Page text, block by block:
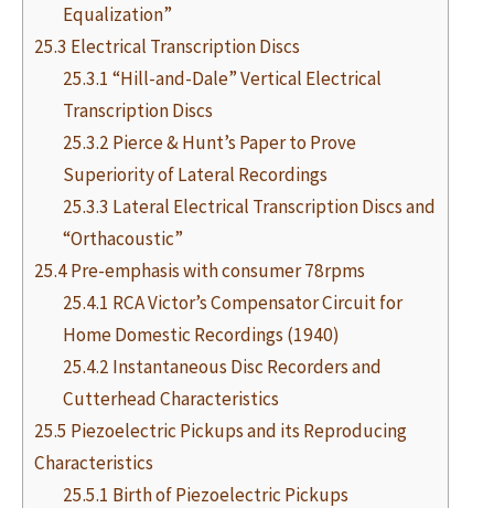
Equalization”
25.3 Electrical Transcription Discs
25.3.1 “Hill-and-Dale” Vertical Electrical
Transcription Discs
25.3.2 Pierce & Hunt’s Paper to Prove
Superiority of Lateral Recordings
25.3.3 Lateral Electrical Transcription Discs and
“Orthacoustic”
25.4 Pre-emphasis with consumer 78rpms
25.4.1 RCA Victor’s Compensator Circuit for
Home Domestic Recordings (1940)
25.4.2 Instantaneous Disc Recorders and
Cutterhead Characteristics
25.5 Piezoelectric Pickups and its Reproducing
Characteristics
25.5.1 Birth of Piezoelectric Pickups